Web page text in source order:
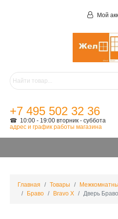
Мой
+7 495 502 32 36
☎ 10:00 - 19:00 вторник - суббота
адрес и график работы магазина
Главная Товары
Браво
Bravo X Дверь